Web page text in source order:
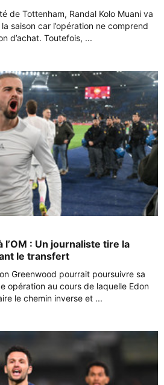
de Tottenham, Randal Kolo Muani va
saison car l’opération ne comprend
d’achat. Toutefois, ...
: Un journaliste tire la
le transfert
Greenwood pourrait poursuivre sa
opération au cours de laquelle Edon
le chemin inverse et ...